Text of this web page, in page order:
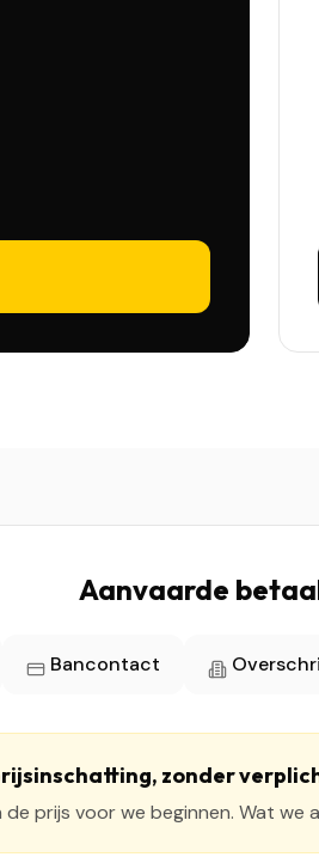
Aanvaarde
Bancontact
zonder
de prijs voor we beginnen. Wat we